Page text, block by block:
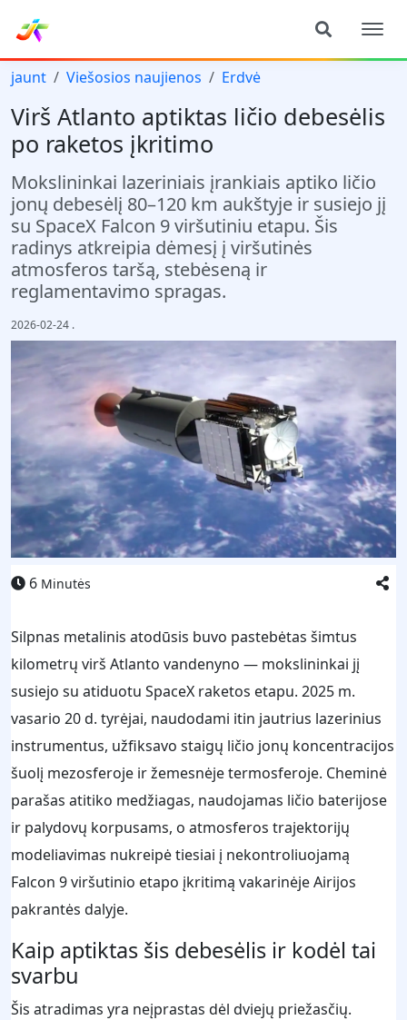
jaunt Viešosios naujienos Erdvė
Virš Atlanto aptiktas ličio debesėlis
po raketos įkritimo
Mokslininkai lazeriniais įrankiais aptiko ličio
jonų debesėlį 80–120 km aukštyje ir susiejo jį
su SpaceX Falcon 9 viršutiniu etapu. Šis
radinys atkreipia dėmesį į viršutinės
atmosferos taršą, stebėseną ir
reglamentavimo spragas.
2026-02-24 .
6 Minutės
Silpnas metalinis atodūsis buvo pastebėtas šimtus
kilometrų virš Atlanto vandenyno — mokslininkai jį
susiejo su atiduotu SpaceX raketos etapu. 2025 m.
vasario 20 d. tyrėjai, naudodami itin jautrius lazerinius
instrumentus, užfiksavo staigų ličio jonų koncentracijos
šuolį mezosferoje ir žemesnėje termosferoje. Cheminė
parašas atitiko medžiagas, naudojamas ličio baterijose
ir palydovų korpusams, o atmosferos trajektorijų
modeliavimas nukreipė tiesiai į nekontroliuojamą
Falcon 9 viršutinio etapo įkritimą vakarinėje Airijos
pakrantės dalyje.
Kaip aptiktas šis debesėlis ir kodėl tai
svarbu
Šis atradimas yra neįprastas dėl dviejų priežasčių.